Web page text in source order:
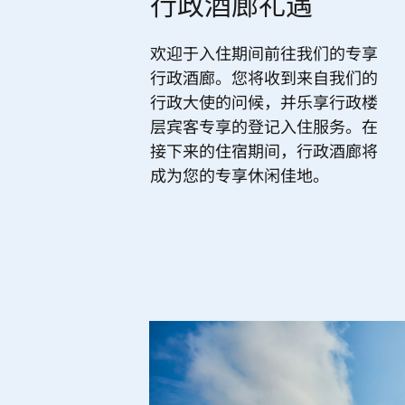
行政酒廊礼遇
欢迎于入住期间前往我们的专享
行政酒廊。您将收到来自我们的
行政大使的问候，并乐享行政楼
层宾客专享的登记入住服务。在
接下来的住宿期间，行政酒廊将
成为您的专享休闲佳地。